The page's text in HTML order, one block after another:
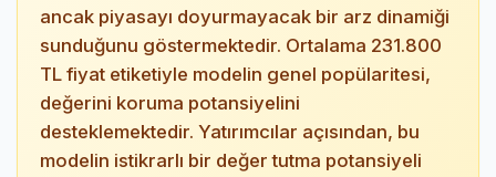
ancak piyasayı doyurmayacak bir arz dinamiği
sunduğunu göstermektedir. Ortalama 231.800
TL fiyat etiketiyle modelin genel popülaritesi,
değerini koruma potansiyelini
desteklemektedir. Yatırımcılar açısından, bu
modelin istikrarlı bir değer tutma potansiyeli